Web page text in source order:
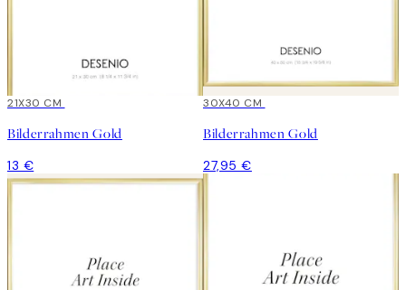
21X30 CM
Bilderrahmen Gold
13 €
30X40 CM
Bilderrahmen Gold
27,95 €